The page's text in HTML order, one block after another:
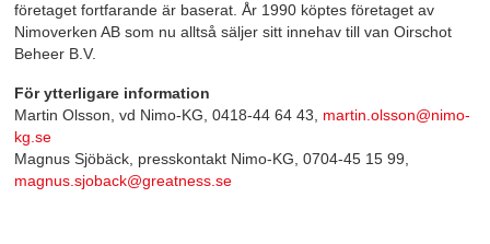
företaget fortfarande är baserat. År 1990 köptes företaget av
Nimoverken AB som nu alltså säljer sitt innehav till van Oirschot
Beheer B.V.
För ytterligare information
Martin Olsson, vd Nimo-KG, 0418-44 64 43, martin.olsson@nimo-
kg.se
Magnus Sjöbäck, presskontakt Nimo-KG, 0704-45 15 99,
magnus.sjoback@greatness.se